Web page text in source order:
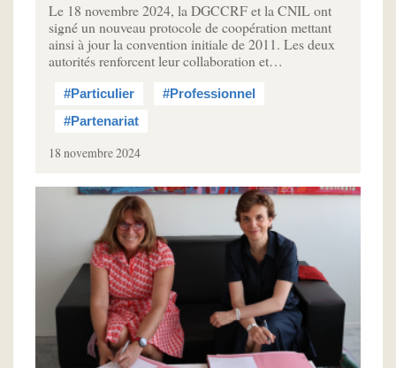
Le 18 novembre 2024, la DGCCRF et la CNIL ont
signé un nouveau protocole de coopération mettant
ainsi à jour la convention initiale de 2011. Les deux
autorités renforcent leur collaboration et…
#Particulier
#Professionnel
#Partenariat
18 novembre 2024